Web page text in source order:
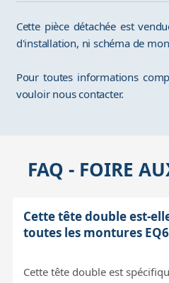
Cette pièce détachée est
d'installation, ni schéma de
Pour toutes informations
vouloir nous contacter.
FAQ - FOIRE
Cette tête double est-
toutes les montures
Cette tête double est